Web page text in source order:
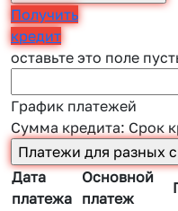
Получить
кредит
оставьте это поле
График платежей
Сумма кредита: Срок
Дата
платежа
Основной
платеж